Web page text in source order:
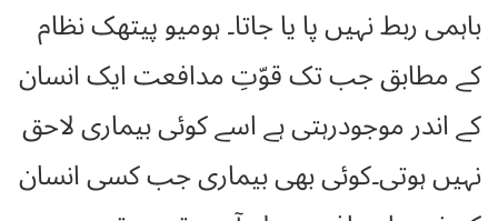
باہمی ربط نہیں پا یا جاتا۔ ہومیو پیتھک نظام
کے مطابق جب تک قوّتِ مدافعت ایک انسان
کے اندر موجودرہتی ہے اسے کوئی بیماری لاحق
نہیں ہوتی۔کوئی بھی بیماری جب کسی انسان